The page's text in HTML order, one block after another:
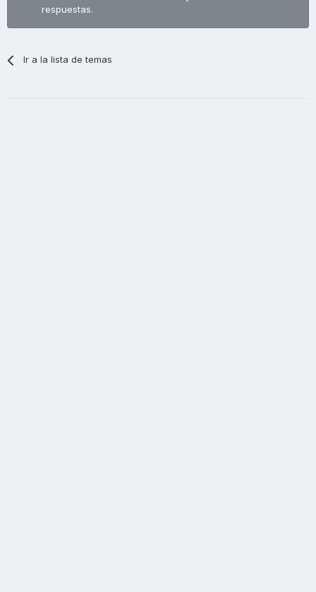
respuestas.
Ir a la lista de temas